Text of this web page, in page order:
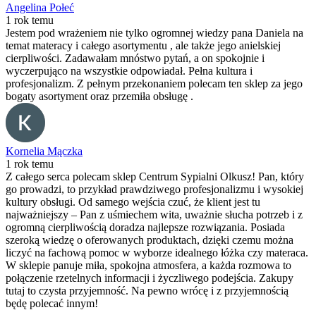
Angelina Połeć
1 rok temu
Jestem pod wrażeniem nie tylko ogromnej wiedzy pana Daniela na
temat materacy i całego asortymentu , ale także jego anielskiej
cierpliwości. Zadawałam mnóstwo pytań, a on spokojnie i
wyczerpująco na wszystkie odpowiadał. Pełna kultura i
profesjonalizm. Z pełnym przekonaniem polecam ten sklep za jego
bogaty asortyment oraz przemiła obsługę .
Kornelia Mączka
1 rok temu
Z całego serca polecam sklep Centrum Sypialni Olkusz! Pan, który
go prowadzi, to przykład prawdziwego profesjonalizmu i wysokiej
kultury obsługi. Od samego wejścia czuć, że klient jest tu
najważniejszy – Pan z uśmiechem wita, uważnie słucha potrzeb i z
ogromną cierpliwością doradza najlepsze rozwiązania. Posiada
szeroką wiedzę o oferowanych produktach, dzięki czemu można
liczyć na fachową pomoc w wyborze idealnego łóżka czy materaca.
W sklepie panuje miła, spokojna atmosfera, a każda rozmowa to
połączenie rzetelnych informacji i życzliwego podejścia. Zakupy
tutaj to czysta przyjemność. Na pewno wrócę i z przyjemnością
będę polecać innym!